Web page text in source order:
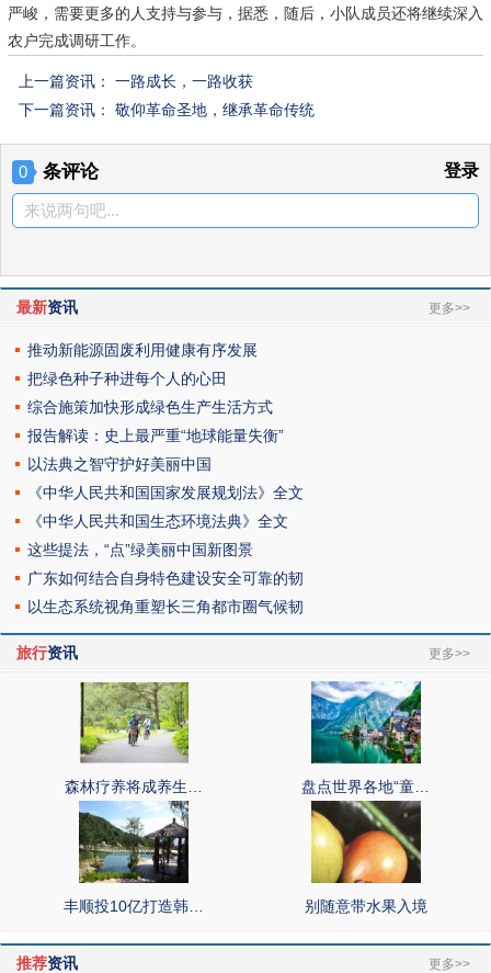
严峻，需要更多的人支持与参与，据悉，随后，小队成员还将继续深入
农户完成调研工作。
上一篇资讯： 一路成长，一路收获
下一篇资讯： 敬仰革命圣地，继承革命传统
0 条评论 登录
来说两句吧...
最新资讯 更多>>
推动新能源固废利用健康有序发展
把绿色种子种进每个人的心田
综合施策加快形成绿色生产生活方式
报告解读：史上最严重“地球能量失衡”
以法典之智守护好美丽中国
《中华人民共和国国家发展规划法》全文
《中华人民共和国生态环境法典》全文
这些提法，“点”绿美丽中国新图景
广东如何结合自身特色建设安全可靠的韧
以生态系统视角重塑长三角都市圈气候韧
旅行资讯 更多>>
森林疗养将成养生… 盘点世界各地“童…
丰顺投10亿打造韩… 别随意带水果入境
推荐资讯 更多>>